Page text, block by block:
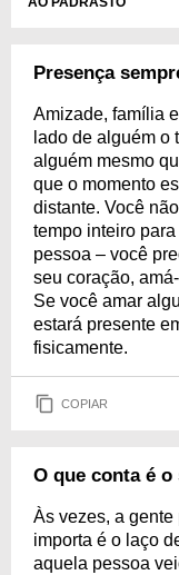
Presença
Amizade, família
lado de alguém o
alguém mesmo
que o momento
distante. Você
tempo inteiro
pessoa – você
seu coração,
Se você amar
estará presente
fisicamente.
COPIAR
O que conta é
Às vezes, a
importa é o laço
aquela pessoa